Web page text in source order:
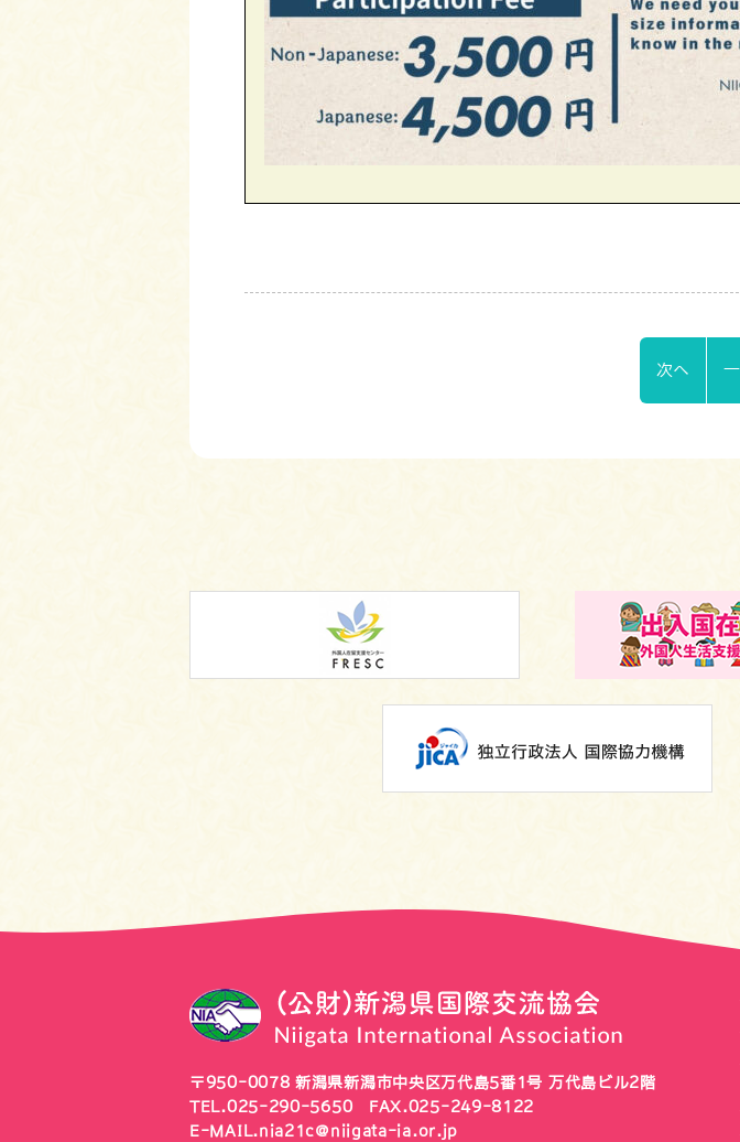
次へ
〒950-0078 新潟県新潟市中央区万代島5番1号 万代島ビル2階
TEL.025-290-5650 FAX.025-249-8122
E-MAIL.nia21c@niigata-ia.or.jp